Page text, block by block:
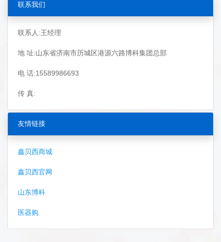
联系我们
联系人:王经理
地 址:山东省济南市历城区港源六路博科集团总部
电 话:15589986693
传 真:
友情链接
鑫贝西商城
鑫贝西官网
山东博科
医器购